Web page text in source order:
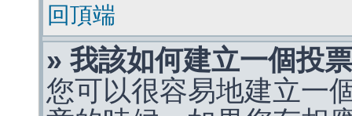
回頂端
» 我該如何建立一個投
您可以很容易地建立一